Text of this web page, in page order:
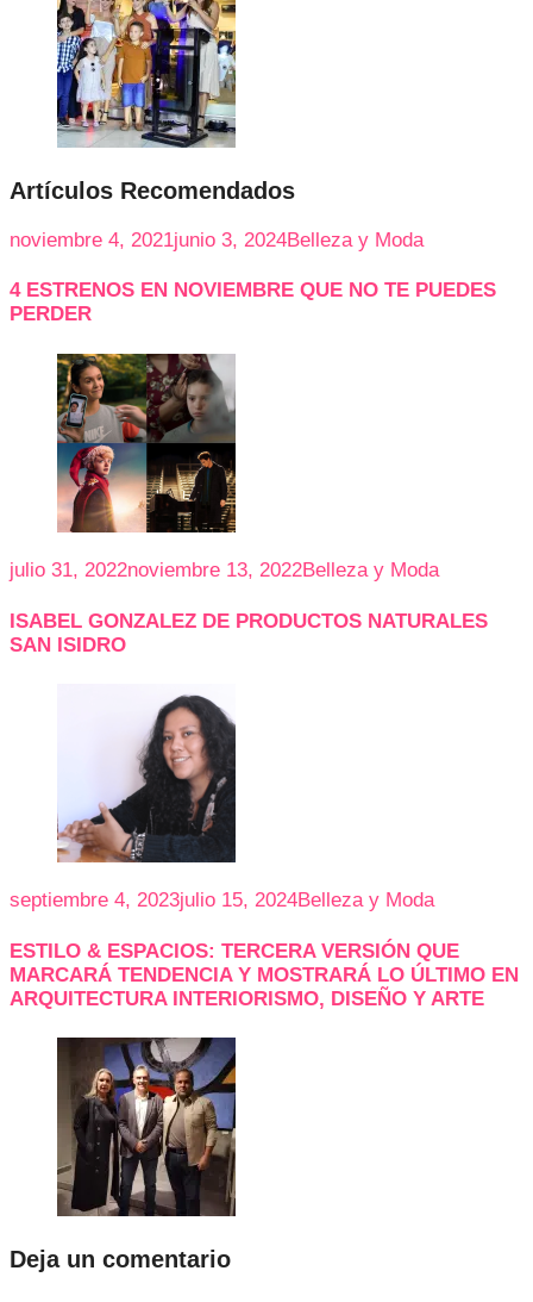
Artículos Recomendados
noviembre 4, 2021junio 3, 2024Belleza y Moda
4 ESTRENOS EN NOVIEMBRE QUE NO TE PUEDES
PERDER
julio 31, 2022noviembre 13, 2022Belleza y Moda
ISABEL GONZALEZ DE PRODUCTOS NATURALES
SAN ISIDRO
septiembre 4, 2023julio 15, 2024Belleza y Moda
ESTILO & ESPACIOS: TERCERA VERSIÓN QUE
MARCARÁ TENDENCIA Y MOSTRARÁ LO ÚLTIMO EN
ARQUITECTURA INTERIORISMO, DISEÑO Y ARTE
Deja un comentario